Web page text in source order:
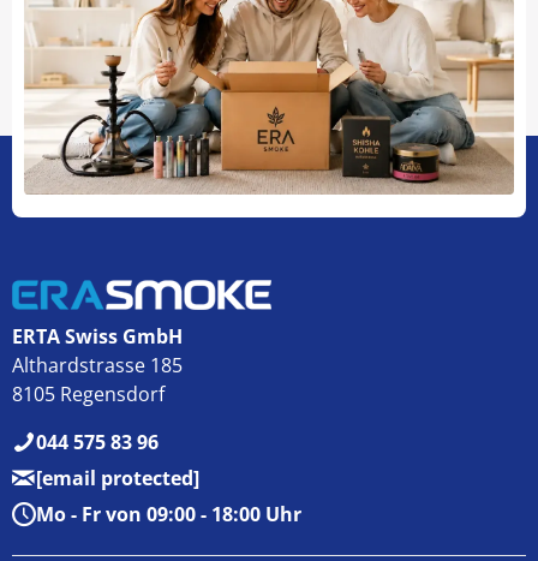
ERTA Swiss GmbH
Althardstrasse 185
8105 Regensdorf
044 575 83 96
[email protected]
Mo - Fr von 09:00 - 18:00 Uhr